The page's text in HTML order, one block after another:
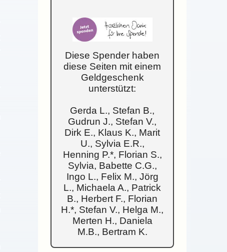
Diese Spender haben
diese Seiten mit einem
Geldgeschenk
unterstützt:
Gerda L., Stefan B.,
Gudrun J., Stefan V.,
Dirk E., Klaus K., Marit
U., Sylvia E.R.,
Henning P.*, Florian S.,
Sylvia, Babette C.G.,
Ingo L., Felix M., Jörg
L., Michaela A., Patrick
B., Herbert F., Florian
H.*, Stefan V., Helga M.,
Merten H., Daniela
M.B., Bertram K.